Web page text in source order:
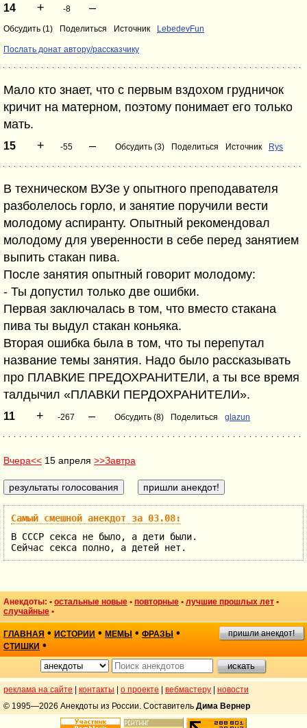
14 + -8 –
Обсудить (1) Поделиться Источник LebedevFun
Послать донат автору/рассказчику
Мало кто знает, что с первым вздохом грудничок
кричит на матерном, поэтому понимает его только
мать.
15 + -55 – Обсудить (3) Поделиться Источник Rys
В техническом ВУЗе у опытного преподавателя
разболелось горло, и занятие поручили вести
молодому аспиранту. Опытный рекомендовал
молодому для уверенности в себе перед занятием
выпить стакан пива.
После занятия опытный говорит молодому:
- Ты допустил только две ошибки.
Первая заключалась в том, что вместо стакана
пива ты выдул стакан коньяка.
Вторая ошибка была в том, что ты перепутал
название темы занятия. Надо было рассказывать
про ПЛАВКИЕ ПРЕДОХРАНИТЕЛИ, а ты все время
талдычил «ПЛАВКИ ПЕРДОХРАНИТЕЛИ».
11 + -267 – Обсудить (8) Поделиться glazun
Вчера<< 15 апреля >>Завтра
Самый смешной анекдот за 03.08:
В СССР секса не было, а дети были.
Сейчас секса полно, а детей нет.
Анекдоты: • остальные новые • повторные • лучшие прошлых лет •
случайные •
ГЛАВНАЯ • ИСТОРИИ • МЕМЫ • ФРАЗЫ •
СТИШКИ •
пришли анекдот!
реклама на сайте контакты о проекте вебмастеру
новости
© 1995—2026 Анекдоты из России. Составитель Дима Вернер